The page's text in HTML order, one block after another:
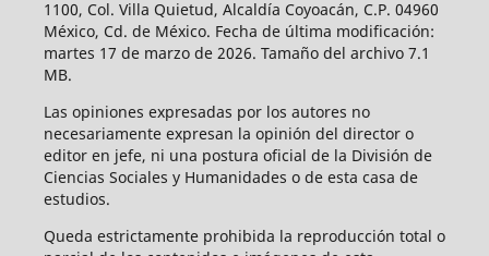
1100, Col. Villa Quietud, Alcaldía Coyoacán, C.P. 04960
México, Cd. de México. Fecha de última modificación:
martes 17 de marzo de 2026. Tamaño del archivo 7.1
MB.
Las opiniones expresadas por los autores no
necesariamente expresan la opinión del director o
editor en jefe, ni una postura oficial de la División de
Ciencias Sociales y Humanidades o de esta casa de
estudios.
Queda estrictamente prohibida la reproducción total o